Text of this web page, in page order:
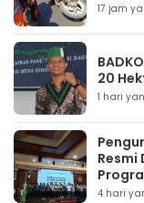
17 jam
20
1 hari
Resmi
4 hari